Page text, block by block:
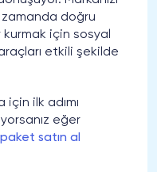
doğru
için sosyal
etkili şekilde
ilk adımı
eğer
satın al